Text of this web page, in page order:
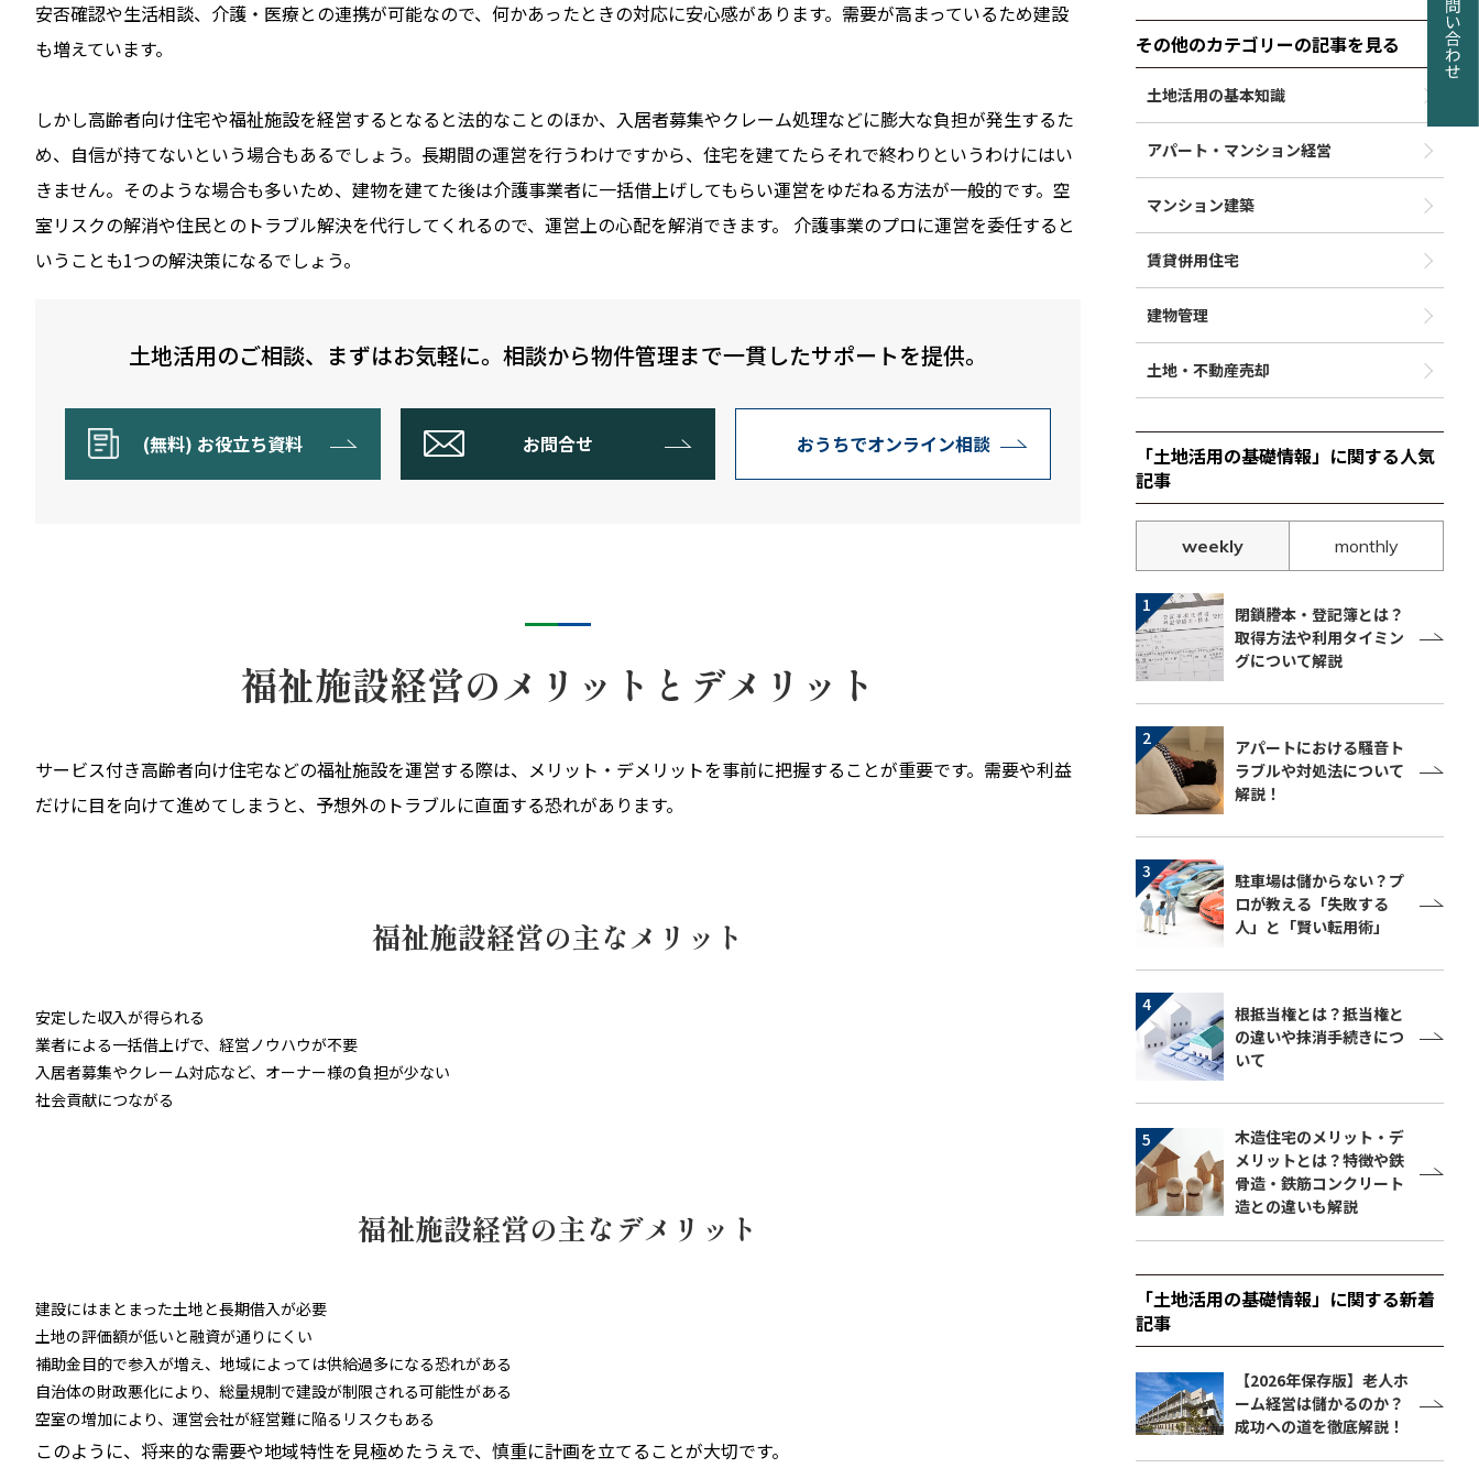
安否確認や生活相談、介護・医療との連携が可能なので、何かあったときの対応に安心感があります。需要が高まっているため建設
も増えています。
しかし高齢者向け住宅や福祉施設を経営するとなると法的なことのほか、入居者募集やクレーム処理などに膨大な負担が発生するた
め、自信が持てないという場合もあるでしょう。長期間の運営を行うわけですから、住宅を建てたらそれで終わりというわけにはい
きません。そのような場合も多いため、建物を建てた後は介護事業者に一括借上げしてもらい運営をゆだねる方法が一般的です。空
室リスクの解消や住民とのトラブル解決を代行してくれるので、運営上の心配を解消できます。 介護事業のプロに運営を委任すると
いうことも1つの解決策になるでしょう。
土地活用のご相談、まずはお気軽に。相談から物件管理まで一貫したサポートを提供。
(無料) お役立ち資料 お問合せ おうちでオンライン相談
福祉施設経営のメリットとデメリット
サービス付き高齢者向け住宅などの福祉施設を運営する際は、メリット・デメリットを事前に把握することが重要です。需要や利益
だけに目を向けて進めてしまうと、予想外のトラブルに直面する恐れがあります。
福祉施設経営の主なメリット
安定した収入が得られる
業者による一括借上げで、経営ノウハウが不要
入居者募集やクレーム対応など、オーナー様の負担が少ない
社会貢献につながる
福祉施設経営の主なデメリット
建設にはまとまった土地と長期借入が必要
土地の評価額が低いと融資が通りにくい
補助金目的で参入が増え、地域によっては供給過多になる恐れがある
自治体の財政悪化により、総量規制で建設が制限される可能性がある
空室の増加により、運営会社が経営難に陥るリスクもある
このように、将来的な需要や地域特性を見極めたうえで、慎重に計画を立てることが大切です。
その他のカテゴリーの記事を見る
土地活用の基本知識
アパート・マンション経営
マンション建築
賃貸併用住宅
建物管理
土地・不動産売却
「土地活用の基礎情報」に関する人気
記事
weekly monthly
閉鎖謄本・登記簿とは？
取得方法や利用タイミン
グについて解説
アパートにおける騒音ト
ラブルや対処法について
解説！
駐車場は儲からない？プ
ロが教える「失敗する
人」と「賢い転用術」
根抵当権とは？抵当権と
の違いや抹消手続きにつ
いて
木造住宅のメリット・デ
メリットとは？特徴や鉄
骨造・鉄筋コンクリート
造との違いも解説
「土地活用の基礎情報」に関する新着
記事
【2026年保存版】老人ホ
ーム経営は儲かるのか？
成功への道を徹底解説！